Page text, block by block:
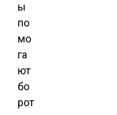
ы
по
мо
га
ют
бо
рот